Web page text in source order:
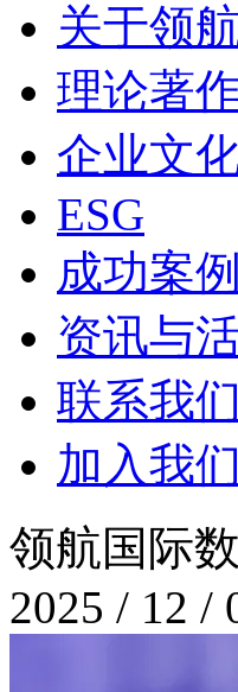
关于领
理论著
企业文
ESG
成功案例
资讯与
联系我们
加入我们
领航国际
2025 / 12 /